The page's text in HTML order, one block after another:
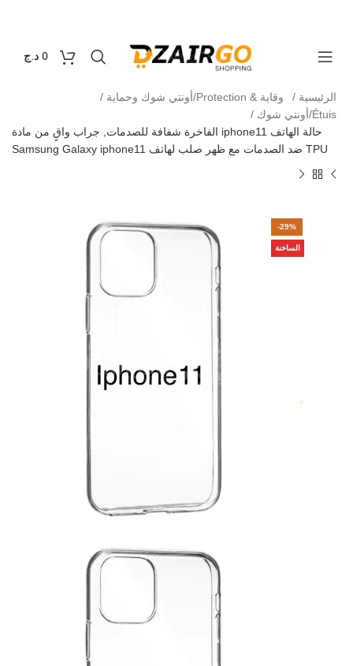
0
0 د.ج
الرئيسية
وقاية & Protection/أونتي شوك وحماية
Étuis/أونتي شوك
حالة الهاتف iphone11 الفاخرة شفافة للصدمات, جراب واقٍ من مادة
TPU ضد الصدمات مع ظهر صلب لهاتف Samsung Galaxy iphone11
-29%
الساخنة